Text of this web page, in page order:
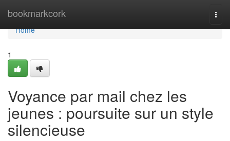
bookmarkcork
Home
Home
1
Voyance par mail chez les
jeunes : poursuite sur un style
silencieuse